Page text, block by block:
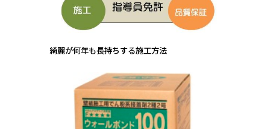
綺麗が何年も長持ちする施工方法